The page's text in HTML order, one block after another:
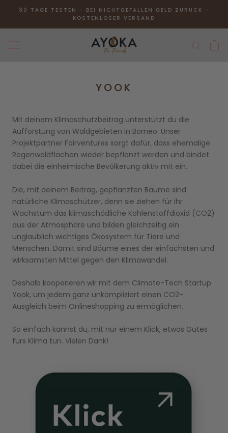
Inhalt
30 TAGE TESTEN - BEI NICHTGEFALLEN GELD ZURÜCK -
KOSTENLOSER VERSAND
YOOK
Mit deinem Klimaschutzbeitrag unterstützt du die
Aufforstung von Waldgebieten in Borneo. Unser
Projektpartner Fairventures sorgt dafür, dass ehemalige
Regenwaldflächen wieder bepflanzt werden und bindet
dabei die einheimische Bevölkerung aktiv mit ein.
Die, mit deinem Beitrag, gepflanzten Bäume sind
natürliche Klimaschützer, denn sie ziehen für ihr
Wachstum das klimaschädliche Kohlenstoffdioxid (CO2)
aus der Atmosphäre und bilden gleichzeitig ein
unglaublich wichtiges Ökosystem für Tiere und
Menschen. Damit sind Bäume eines der einfachsten und
wirksamsten Mittel gegen den Klimawandel.
Deshalb kooperieren wir mit dem Climate-Tech Startup
Yook, um jedem ganz unkompliziert einen CO2-
Ausgleich beim Onlineshopping zu ermöglichen.
So einfach kannst du, mit nur einem Klick, etwas Gutes
fürs Klima tun. Vielen Dank!